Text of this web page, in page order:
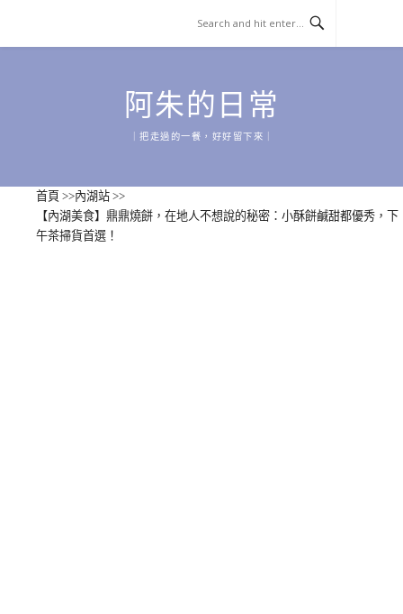
content
阿朱的日常
｜把走過的一餐，好好留下來｜
首頁 >>內湖站 >>
【內湖美食】鼎鼎燒餅，在地人不想說的秘密：小酥餅鹹甜都優秀，下
午茶掃貨首選！